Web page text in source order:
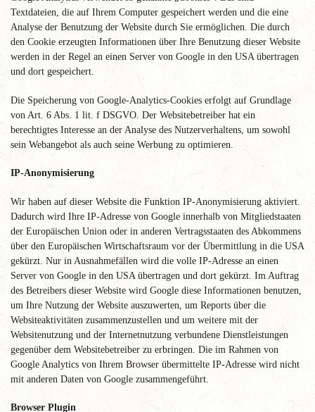
Textdateien, die auf Ihrem Computer gespeichert werden und die eine
Analyse der Benutzung der Website durch Sie ermöglichen. Die durch
den Cookie erzeugten Informationen über Ihre Benutzung dieser Website
werden in der Regel an einen Server von Google in den USA übertragen
und dort gespeichert.
Die Speicherung von Google-Analytics-Cookies erfolgt auf Grundlage
von Art. 6 Abs. 1 lit. f DSGVO. Der Websitebetreiber hat ein
berechtigtes Interesse an der Analyse des Nutzerverhaltens, um sowohl
sein Webangebot als auch seine Werbung zu optimieren.
IP-Anonymisierung
Wir haben auf dieser Website die Funktion IP-Anonymisierung aktiviert.
Dadurch wird Ihre IP-Adresse von Google innerhalb von Mitgliedstaaten
der Europäischen Union oder in anderen Vertragsstaaten des Abkommens
über den Europäischen Wirtschaftsraum vor der Übermittlung in die USA
gekürzt. Nur in Ausnahmefällen wird die volle IP-Adresse an einen
Server von Google in den USA übertragen und dort gekürzt. Im Auftrag
des Betreibers dieser Website wird Google diese Informationen benutzen,
um Ihre Nutzung der Website auszuwerten, um Reports über die
Websiteaktivitäten zusammenzustellen und um weitere mit der
Websitenutzung und der Internetnutzung verbundene Dienstleistungen
gegenüber dem Websitebetreiber zu erbringen. Die im Rahmen von
Google Analytics von Ihrem Browser übermittelte IP-Adresse wird nicht
mit anderen Daten von Google zusammengeführt.
Browser Plugin